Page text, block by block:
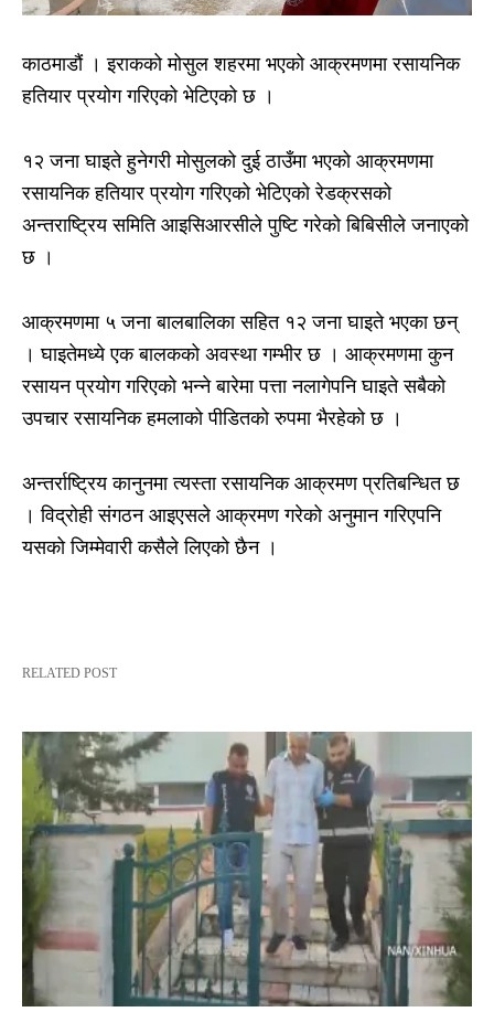
काठमाडौं । इराकको मोसुल शहरमा भएको आक्रमणमा रसायनिक
हतियार प्रयोग गरिएको भेटिएको छ ।
१२ जना घाइते हुनेगरी मोसुलको दुई ठाउँमा भएको आक्रमणमा
रसायनिक हतियार प्रयोग गरिएको भेटिएको रेडक्रसको
अन्तराष्ट्रिय समिति आइसिआरसीले पुष्टि गरेको बिबिसीले जनाएको
छ ।
आक्रमणमा ५ जना बालबालिका सहित १२ जना घाइते भएका छन्
। घाइतेमध्ये एक बालकको अवस्था गम्भीर छ । आक्रमणमा कुन
रसायन प्रयोग गरिएको भन्ने बारेमा पत्ता नलागेपनि घाइते सबैको
उपचार रसायनिक हमलाको पीडितको रुपमा भैरहेको छ ।
अन्तर्राष्ट्रिय कानुनमा त्यस्ता रसायनिक आक्रमण प्रतिबन्धित छ
। विद्रोही संगठन आइएसले आक्रमण गरेको अनुमान गरिएपनि
यसको जिम्मेवारी कसैले लिएको छैन ।
RELATED POST